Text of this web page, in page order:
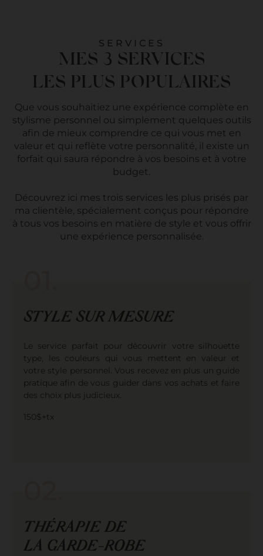
SERVICES
MES 3 SERVICES
LES PLUS POPULAIRES
Que vous souhaitiez une expérience complète en
stylisme personnel ou simplement quelques outils
afin de mieux comprendre ce qui vous met en
valeur et qui reflète votre personnalité, il existe un
forfait qui saura répondre à vos besoins et à votre
budget.
Découvrez ici mes trois services les plus prisés par
ma clientèle, spécialement conçus pour répondre
à tous vos besoins en matière de style et vous offrir
une expérience personnalisée.
STYLE SUR MESURE
Le service parfait pour découvrir votre silhouette
type, les couleurs qui vous mettent en valeur et
votre style personnel. Vous recevez en plus un guide
pratique afin de vous guider dans vos achats et faire
des choix plus judicieux.
150$+tx
THÉRAPIE DE
LA GARDE-ROBE